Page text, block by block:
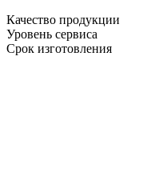
Качество продукции
Уровень сервиса
Срок изготовления